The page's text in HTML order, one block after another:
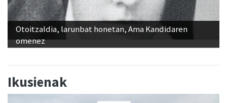
Otoitzaldia, larunbat honetan, Ama Kandidaren
omenez
Ikusienak